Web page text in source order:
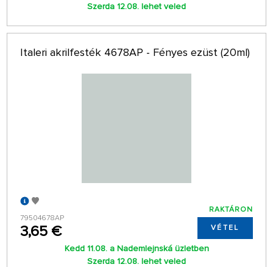
Szerda 12.08. lehet veled
Italeri akrilfesték 4678AP - Fényes ezüst (20ml)
79504678AP
3,65 €
RAKTÁRON
VÉTEL
Kedd 11.08. a Nademlejnská üzletben
Szerda 12.08. lehet veled